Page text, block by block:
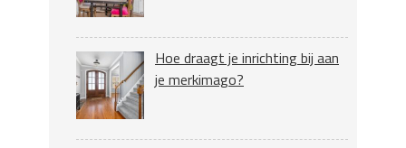
Hoe draagt je inrichting bij aan
je merkimago?